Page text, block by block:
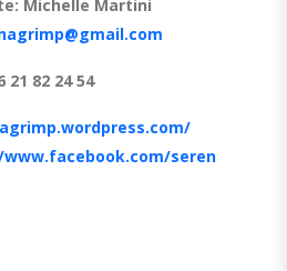
Michelle Martini
24 54
seren